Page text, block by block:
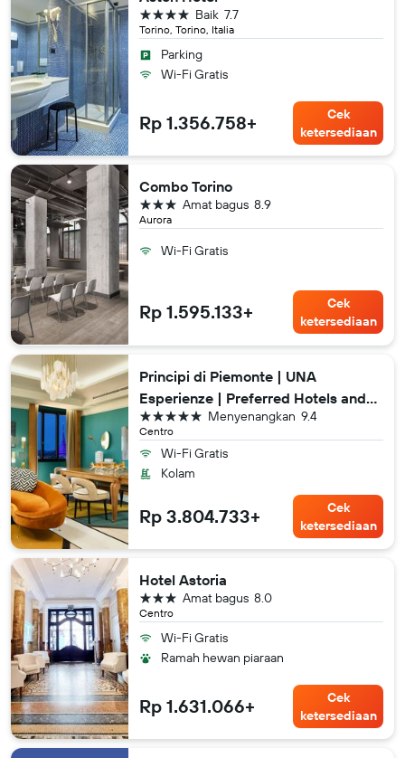
Torino, Torino, Italia
7.7
Baik
bintang 4
Parking
Wi-Fi Gratis
Rp 1.356.758+
Cek
ketersediaan
Combo Torino
Aurora
8.9
Amat bagus
bintang 3
Wi-Fi Gratis
Rp 1.595.133+
Cek
ketersediaan
Principi di Piemonte | UNA
Esperienze | Preferred Hotels and
Resorts
Centro
9.4
Menyenangkan
bintang 5
Wi-Fi Gratis
Kolam
Rp 3.804.733+
Cek
ketersediaan
Hotel Astoria
Centro
8.0
Amat bagus
bintang 3
Wi-Fi Gratis
Ramah hewan piaraan
Rp 1.631.066+
Cek
ketersediaan